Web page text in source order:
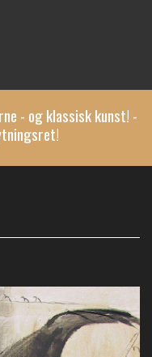
- og klassisk kunst! -